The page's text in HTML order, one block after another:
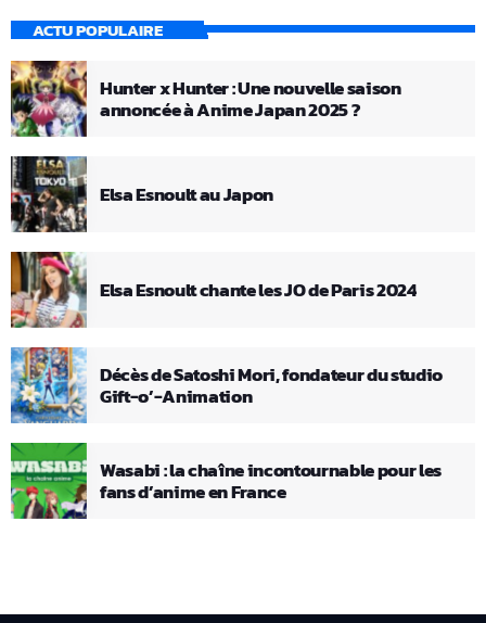
ACTU POPULAIRE
Hunter x Hunter : Une nouvelle saison
annoncée à Anime Japan 2025 ?
Elsa Esnoult au Japon
Elsa Esnoult chante les JO de Paris 2024
Décès de Satoshi Mori, fondateur du studio
Gift-o’-Animation
Wasabi : la chaîne incontournable pour les
fans d’anime en France